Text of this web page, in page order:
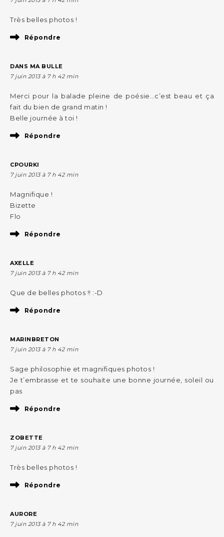
Très belles photos !
Répondre
DANS MA BULLE
7 juin 2013 à 7 h 42 min
Merci pour la balade pleine de poésie…c’est beau et ça
fait du bien de grand matin !
Belle journée à toi !
Répondre
CPOURKI
7 juin 2013 à 7 h 42 min
Magnifique !
Bizette
Flo
Répondre
AXELLE
7 juin 2013 à 7 h 42 min
Que de belles photos !! :-D
Répondre
MARINBRETON
7 juin 2013 à 7 h 42 min
Sage philosophie et magnifiques photos !
Je t’embrasse et te souhaite une bonne journée, soleil ou
pas
Répondre
ZOBETTE
7 juin 2013 à 7 h 42 min
Très belles photos !
Répondre
AURORE
7 juin 2013 à 7 h 42 min